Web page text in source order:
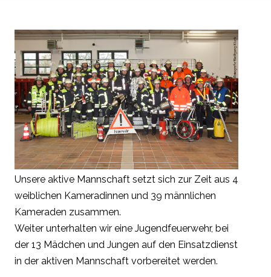
Unsere aktive Mannschaft setzt sich zur Zeit aus 4
weiblichen Kameradinnen und 39 männlichen
Kameraden zusammen.
Weiter unterhalten wir eine Jugendfeuerwehr, bei
der 13 Mädchen und Jungen auf den Einsatzdienst
in der aktiven Mannschaft vorbereitet werden.